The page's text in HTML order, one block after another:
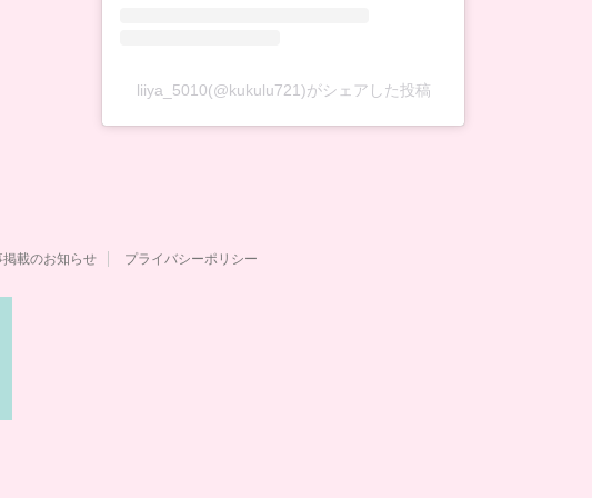
liiya_5010(@kukulu721)がシェアした投稿
掲載のお知らせ プライバシーポリシー